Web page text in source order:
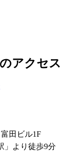
アクセス
田ビル1F
」より徒歩9分